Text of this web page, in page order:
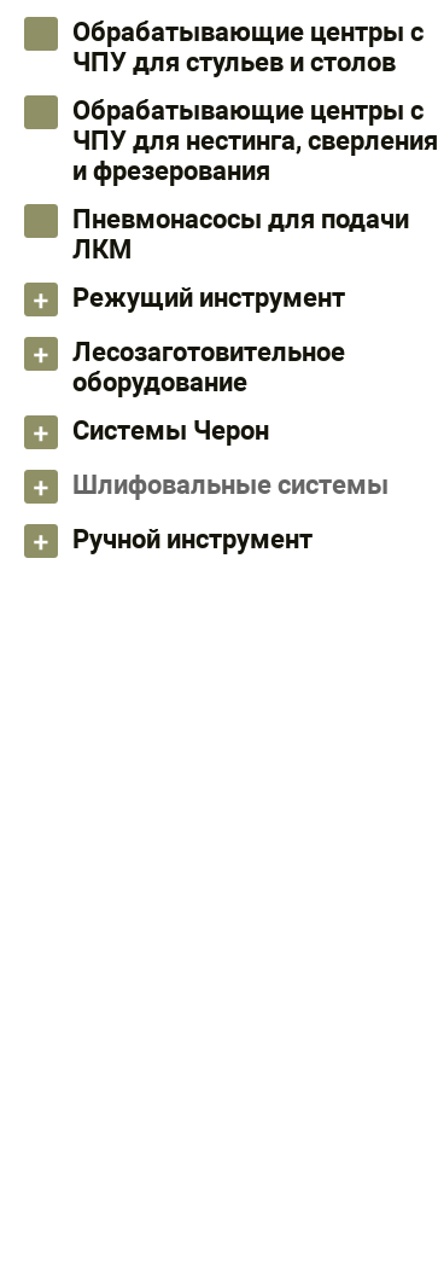
Обрабатывающие центры с
ЧПУ для стульев и столов
Обрабатывающие центры с
ЧПУ для нестинга, сверления
и фрезерования
Пневмонасосы для подачи
ЛКМ
Режущий инструмент
Лесозаготовительное
оборудование
Системы Черон
Шлифовальные системы
Ручной инструмент